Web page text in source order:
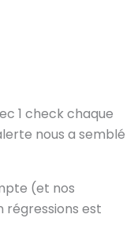
1 check chaque
nous a semblé
(et nos
régressions est